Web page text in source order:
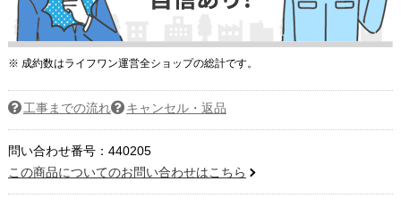
※ 成約数はライフワン運営全ショップの総計です。
工事までの流れ キャンセル・返品
問い合わせ番号：440205
この商品についてのお問い合わせはこちら